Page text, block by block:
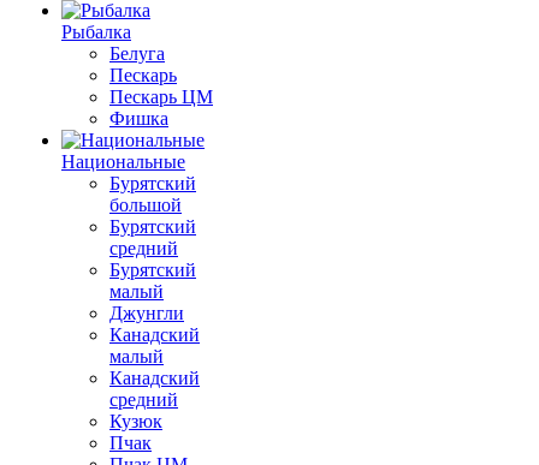
Рыбалка
Белуга
Пескарь
Пескарь ЦМ
Фишка
Национальные
Бурятский
большой
Бурятский
средний
Бурятский
малый
Джунгли
Канадский
малый
Канадский
средний
Кузюк
Пчак